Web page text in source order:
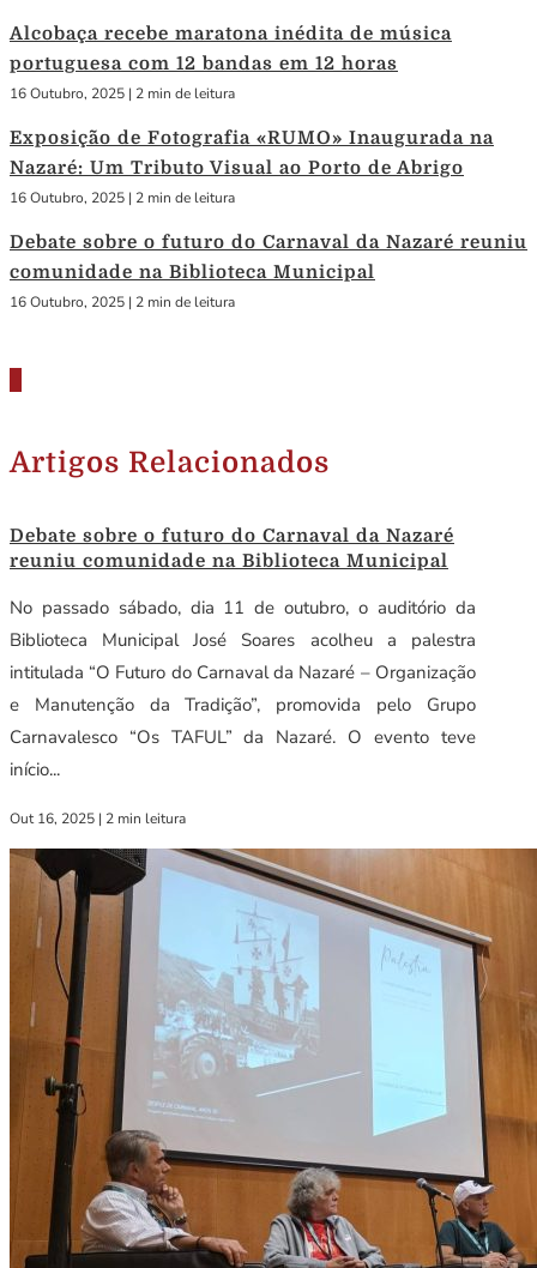
Alcobaça recebe maratona inédita de música
portuguesa com 12 bandas em 12 horas
16 Outubro, 2025 | 2 min de leitura
Exposição de Fotografia «RUMO» Inaugurada na
Nazaré: Um Tributo Visual ao Porto de Abrigo
16 Outubro, 2025 | 2 min de leitura
Debate sobre o futuro do Carnaval da Nazaré reuniu
comunidade na Biblioteca Municipal
16 Outubro, 2025 | 2 min de leitura
Artigos Relacionados
Debate sobre o futuro do Carnaval da Nazaré
reuniu comunidade na Biblioteca Municipal
No passado sábado, dia 11 de outubro, o auditório da
Biblioteca Municipal José Soares acolheu a palestra
intitulada “O Futuro do Carnaval da Nazaré – Organização
e Manutenção da Tradição”, promovida pelo Grupo
Carnavalesco “Os TAFUL” da Nazaré. O evento teve
início...
Out 16, 2025 | 2 min leitura